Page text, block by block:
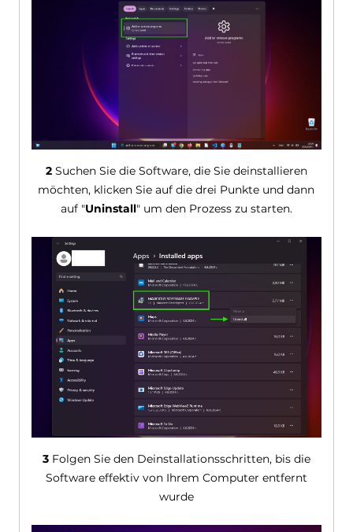
2Suchen Sie die Software, die Sie deinstallieren
möchten, klicken Sie auf die drei Punkte und dann
auf "Uninstall" um den Prozess zu starten.
3Folgen Sie den Deinstallationsschritten, bis die
Software effektiv von Ihrem Computer entfernt
wurde